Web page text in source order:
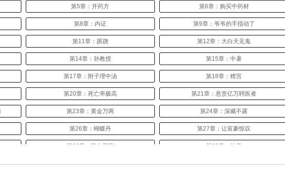
第5章：开药方 第6章：购买中药材
第8章：内证 第9章：爷爷的手指动了
第11章：蹊跷 第12章：大白天见鬼
第14章：孙教授 第15章：中暑
第17章：附子理中汤 第18章：檀宫
第20章：死亡率极高 第21章：悬赏亿万聘医者
第23章：黄金万两 第24章：深藏不露
第26章：蝴蝶丹 第27章：让富豪惊叹
第29章：留在王家 第30章：治疗
第32章：药效明显 第33章：名医讲坛